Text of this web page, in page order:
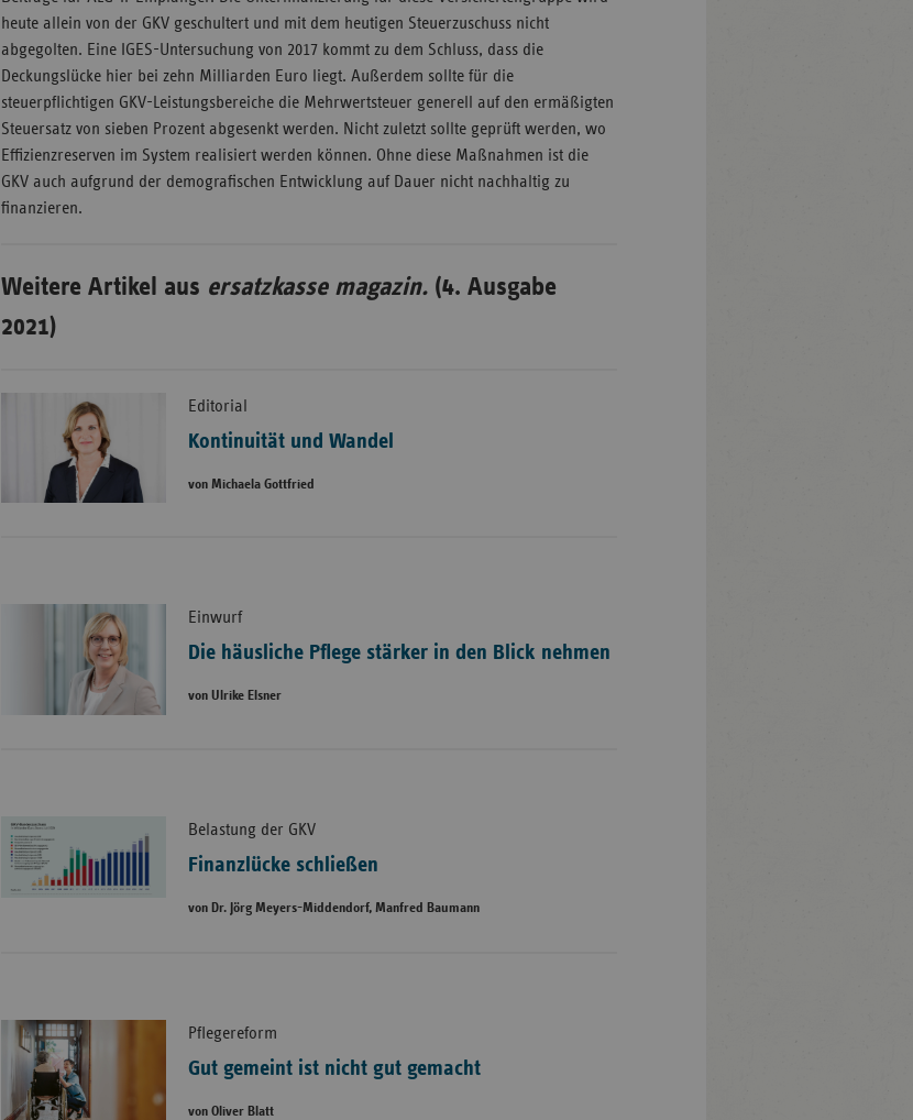
heute allein von der GKV geschultert und mit dem heutigen Steuerzuschuss nicht
abgegolten. Eine IGES-Untersuchung von 2017 kommt zu dem Schluss, dass die
Deckungslücke hier bei zehn Milliarden Euro liegt. Außerdem sollte für die
steuerpflichtigen GKV-Leistungsbereiche die Mehrwertsteuer generell auf den ermäßigten
Steuersatz von sieben Prozent abgesenkt werden. Nicht zuletzt sollte geprüft werden, wo
Effizienzreserven im System realisiert werden können. Ohne diese Maßnahmen ist die
GKV auch aufgrund der demografischen Entwicklung auf Dauer nicht nachhaltig zu
finanzieren.
Weitere Artikel aus ersatzkasse magazin. (4. Ausgabe
2021)
Editorial
Kontinuität und Wandel
von Michaela Gottfried
Einwurf
Die häusliche Pflege stärker in den Blick nehmen
von Ulrike Elsner
Belastung der GKV
Finanzlücke schließen
von Dr. Jörg Meyers-Middendorf, Manfred Baumann
Pflegereform
Gut gemeint ist nicht gut gemacht
von Oliver Blatt